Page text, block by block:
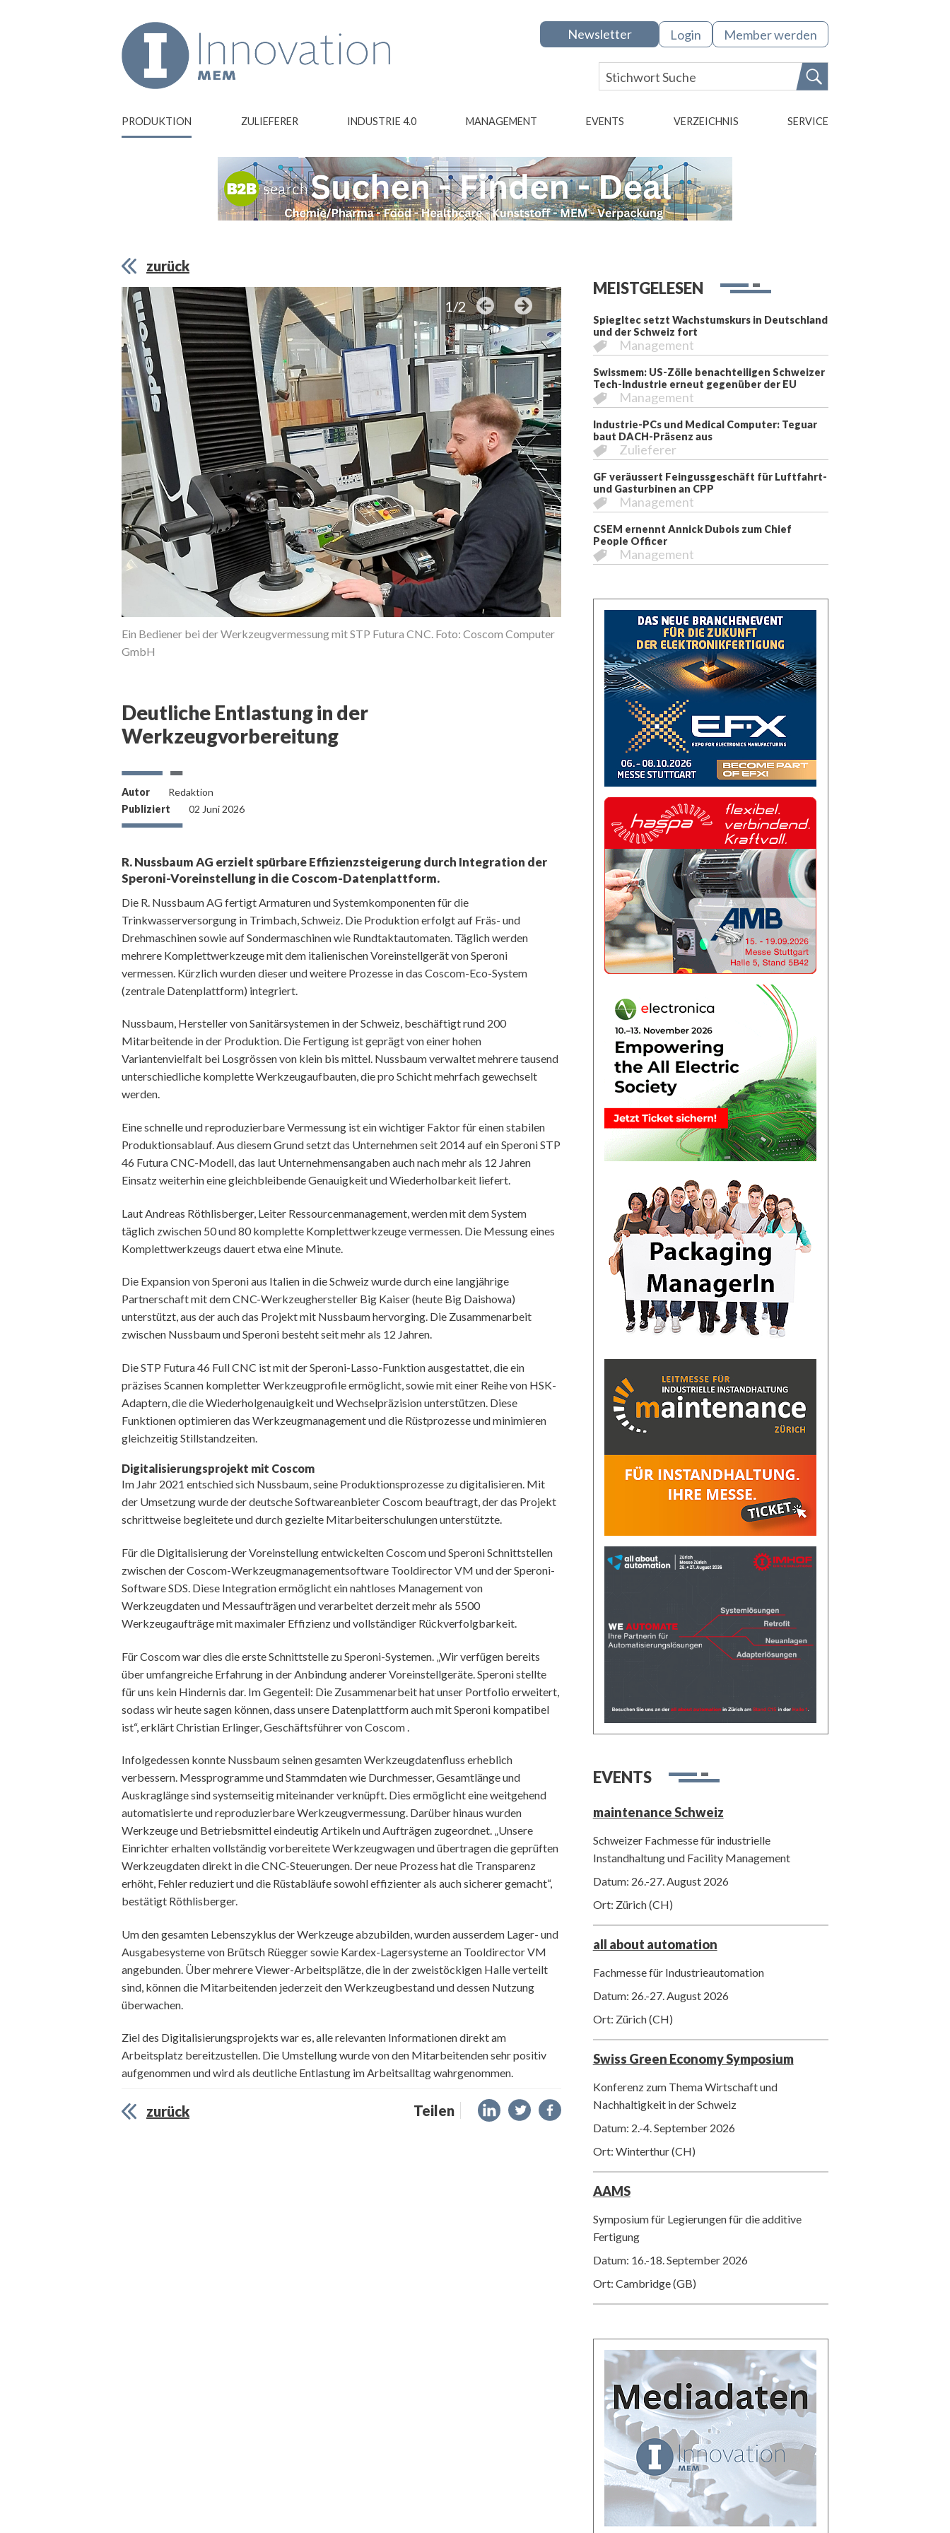
Newsletter Login Member werden
PRODUKTION ZULIEFERER INDUSTRIE 4.0 MANAGEMENT EVENTS VERZEICHNIS SERVICE
zurück
Ein Bediener bei der Werkzeugvermessung mit STP Futura CNC. Foto: Coscom Computer
GmbH
Andreas Röthlisberger, Leiter Ressourcenmanagement bei der R. Nussbaum AG,
Montage eines Komplettwerkzeugs. Die Montageanleitung einschließlich der
Einzelkomponenten ist in der Coscom-Werkzeugmanagementsoftware
abgebildet. Foto: Coscom Computer GmbH
1/2
Deutliche Entlastung in der
Werkzeugvorbereitung
Autor
Redaktion
Publiziert
02 Juni 2026
R. Nussbaum AG erzielt spürbare Effizienzsteigerung durch Integration der
Speroni-Voreinstellung in die Coscom-Datenplattform.
Die R. Nussbaum AG fertigt Armaturen und Systemkomponenten für die
Trinkwasserversorgung in Trimbach, Schweiz. Die Produktion erfolgt auf Fräs- und
Drehmaschinen sowie auf Sondermaschinen wie Rundtaktautomaten. Täglich werden
mehrere Komplettwerkzeuge mit dem italienischen Voreinstellgerät von Speroni
vermessen. Kürzlich wurden dieser und weitere Prozesse in das Coscom-Eco-System
(zentrale Datenplattform) integriert.
Nussbaum, Hersteller von Sanitärsystemen in der Schweiz, beschäftigt rund 200
Mitarbeitende in der Produktion. Die Fertigung ist geprägt von einer hohen
Variantenvielfalt bei Losgrössen von klein bis mittel. Nussbaum verwaltet mehrere tausend
unterschiedliche komplette Werkzeugaufbauten, die pro Schicht mehrfach gewechselt
werden.
Eine schnelle und reproduzierbare Vermessung ist ein wichtiger Faktor für einen stabilen
Produktionsablauf. Aus diesem Grund setzt das Unternehmen seit 2014 auf ein Speroni STP
46 Futura CNC-Modell, das laut Unternehmensangaben auch nach mehr als 12 Jahren
Einsatz weiterhin eine gleichbleibende Genauigkeit und Wiederholbarkeit liefert.
Laut Andreas Röthlisberger, Leiter Ressourcenmanagement, werden mit dem System
täglich zwischen 50 und 80 komplette Komplettwerkzeuge vermessen. Die Messung eines
Komplettwerkzeugs dauert etwa eine Minute.
Die Expansion von Speroni aus Italien in die Schweiz wurde durch eine langjährige
Partnerschaft mit dem CNC-Werkzeughersteller Big Kaiser (heute Big Daishowa)
unterstützt, aus der auch das Projekt mit Nussbaum hervorging. Die Zusammenarbeit
zwischen Nussbaum und Speroni besteht seit mehr als 12 Jahren.
Die STP Futura 46 Full CNC ist mit der Speroni-Lasso-Funktion ausgestattet, die ein
präzises Scannen kompletter Werkzeugprofile ermöglicht, sowie mit einer Reihe von HSK-
Adaptern, die die Wiederholgenauigkeit und Wechselpräzision unterstützen. Diese
Funktionen optimieren das Werkzeugmanagement und die Rüstprozesse und minimieren
gleichzeitig Stillstandzeiten.
Digitalisierungsprojekt mit Coscom
Im Jahr 2021 entschied sich Nussbaum, seine Produktionsprozesse zu digitalisieren. Mit
der Umsetzung wurde der deutsche Softwareanbieter Coscom beauftragt, der das Projekt
schrittweise begleitete und durch gezielte Mitarbeiterschulungen unterstützte.
Für die Digitalisierung der Voreinstellung entwickelten Coscom und Speroni Schnittstellen
zwischen der Coscom-Werkzeugmanagementsoftware Tooldirector VM und der Speroni-
Software SDS. Diese Integration ermöglicht ein nahtloses Management von
Werkzeugdaten und Messaufträgen und verarbeitet derzeit mehr als 5500
Werkzeugaufträge mit maximaler Effizienz und vollständiger Rückverfolgbarkeit.
Für Coscom war dies die erste Schnittstelle zu Speroni-Systemen. „Wir verfügen bereits
über umfangreiche Erfahrung in der Anbindung anderer Voreinstellgeräte. Speroni stellte
für uns kein Hindernis dar. Im Gegenteil: Die Zusammenarbeit hat unser Portfolio erweitert,
sodass wir heute sagen können, dass unsere Datenplattform auch mit Speroni kompatibel
ist“, erklärt Christian Erlinger, Geschäftsführer von Coscom .
Infolgedessen konnte Nussbaum seinen gesamten Werkzeugdatenfluss erheblich
verbessern. Messprogramme und Stammdaten wie Durchmesser, Gesamtlänge und
Auskraglänge sind systemseitig miteinander verknüpft. Dies ermöglicht eine weitgehend
automatisierte und reproduzierbare Werkzeugvermessung. Darüber hinaus wurden
Werkzeuge und Betriebsmittel eindeutig Artikeln und Aufträgen zugeordnet. „Unsere
Einrichter erhalten vollständig vorbereitete Werkzeugwagen und übertragen die geprüften
Werkzeugdaten direkt in die CNC-Steuerungen. Der neue Prozess hat die Transparenz
erhöht, Fehler reduziert und die Rüstabläufe sowohl effizienter als auch sicherer gemacht“,
bestätigt Röthlisberger.
Um den gesamten Lebenszyklus der Werkzeuge abzubilden, wurden ausserdem Lager- und
Ausgabesysteme von Brütsch Rüegger sowie Kardex-Lagersysteme an Tooldirector VM
angebunden. Über mehrere Viewer-Arbeitsplätze, die in der zweistöckigen Halle verteilt
sind, können die Mitarbeitenden jederzeit den Werkzeugbestand und dessen Nutzung
überwachen.
Ziel des Digitalisierungsprojekts war es, alle relevanten Informationen direkt am
Arbeitsplatz bereitzustellen. Die Umstellung wurde von den Mitarbeitenden sehr positiv
aufgenommen und wird als deutliche Entlastung im Arbeitsalltag wahrgenommen.
zurück Teilen
MEISTGELESEN
Spiegltec setzt Wachstumskurs in Deutschland
und der Schweiz fort
Management
Swissmem: US-Zölle benachteiligen Schweizer
Tech-Industrie erneut gegenüber der EU
Management
Industrie-PCs und Medical Computer: Teguar
baut DACH-Präsenz aus
Zulieferer
GF veräussert Feingussgeschäft für Luftfahrt-
und Gasturbinen an CPP
Management
CSEM ernennt Annick Dubois zum Chief
People Officer
Management
EVENTS
maintenance Schweiz
Schweizer Fachmesse für industrielle
Instandhaltung und Facility Management
Datum: 26.-27. August 2026
Ort: Zürich (CH)
all about automation
Fachmesse für Industrieautomation
Datum: 26.-27. August 2026
Ort: Zürich (CH)
Swiss Green Economy Symposium
Konferenz zum Thema Wirtschaft und
Nachhaltigkeit in der Schweiz
Datum: 2.-4. September 2026
Ort: Winterthur (CH)
AAMS
Symposium für Legierungen für die additive
Fertigung
Datum: 16.-18. September 2026
Ort: Cambridge (GB)